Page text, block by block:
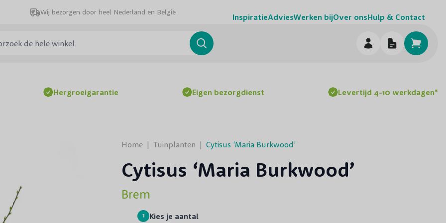
Wij bezorgen door heel Nederland en België InspiratieAdviesWerken bijOver onsHulp & Contact
Search
Hergroeigarantie Eigen bezorgdienst Levertijd 4-10 werkdagen*
Home | Tuinplanten | Cytisus ‘Maria Burkwood’
Cytisus ‘Maria Burkwood’
Brem
1 Kies je aantal